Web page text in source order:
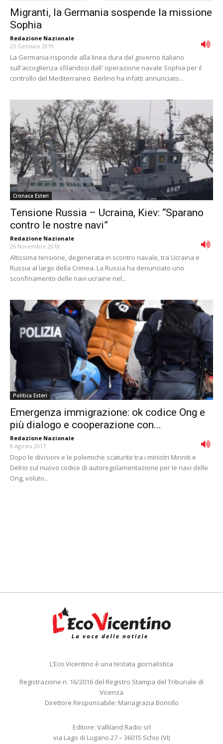
Migranti, la Germania sospende la missione
Sophia
Redazione Nazionale -
23 Gennaio 2019
La Germania risponde alla linea dura del governo italiano
sull'accoglienza sfilandosi dall' operazione navale Sophia per il
controllo del Mediterraneo. Berlino ha infatti annunciato...
Cronaca Esteri
Tensione Russia – Ucraina, Kiev: “Sparano
contro le nostre navi”
Redazione Nazionale -
26 Novembre 2018
Altissima tensione, degenerata in scontro navale, tra Ucraina e
Russia al largo della Crimea. La Russia ha denunciato uno
sconfinamento delle navi ucraine nel...
Politica Esteri
Emergenza immigrazione: ok codice Ong e
più dialogo e cooperazione con...
Redazione Nazionale -
8 Agosto 2017
Dopo le divisioni e le polemiche scaturite tra i ministri Minniti e
Delrio sul nuovo codice di autoregolamentazione per le navi delle
Ong, voluto...
L’Eco Vicentino è una testata giornalistica
Registrazione n. 16/2016 del Registro Stampa del Tribunale di
Vicenza
Direttore Responsabile: Mariagrazia Bonollo
Editore: Valliland Radio srl
via Lago di Lugano 27 – 36015 Schio (VI)